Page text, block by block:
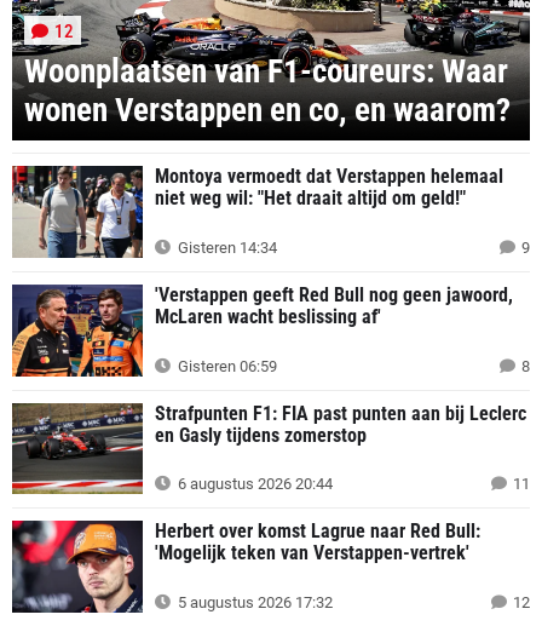
Woonplaatsen van F1-coureurs: Waar
wonen Verstappen en co, en waarom?
12
Montoya vermoedt dat Verstappen helemaal
niet weg wil: "Het draait altijd om geld!"
Gisteren 14:34 9
'Verstappen geeft Red Bull nog geen jawoord,
McLaren wacht beslissing af'
Gisteren 06:59 8
Strafpunten F1: FIA past punten aan bij Leclerc
en Gasly tijdens zomerstop
6 augustus 2026 20:44 11
Herbert over komst Lagrue naar Red Bull:
'Mogelijk teken van Verstappen-vertrek'
5 augustus 2026 17:32 12